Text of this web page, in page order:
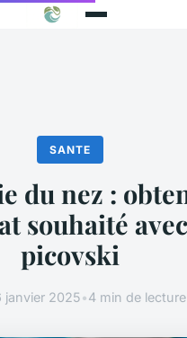
SANTE
du nez :
souhaité
picovski
janvier 2025•4 min de lecture